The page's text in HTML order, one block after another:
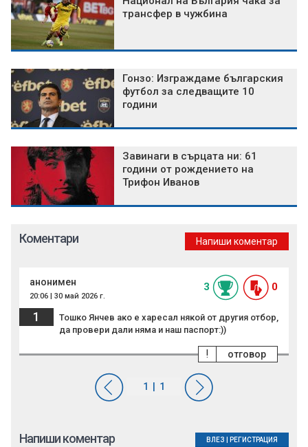
трансфер в чужбина
Гонзо: Изграждаме българския
футбол за следващите 10
години
Завинаги в сърцата ни: 61
години от рождението на
Трифон Иванов
Коментари Напиши коментар
анонимен
20:06 | 30 май 2026 г.
3 0
1
Тошко Янчев ако е харесал някой от другия отбор,
да провери дали няма и наш паспорт:))
отговор
!
Напиши коментар ВЛЕЗ РЕГИСТРАЦИЯ